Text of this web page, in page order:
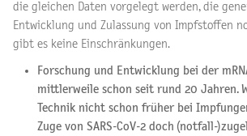
die gleichen Daten vorgelegt werden, die
Entwicklung und Zulassung von Impfstoffen
gibt es keine Einschränkungen.
Forschung und Entwicklung bei der
mittlerweile schon seit rund 20 Jahren.
Technik nicht schon früher bei
Zuge von SARS-CoV-2 doch (notfall-